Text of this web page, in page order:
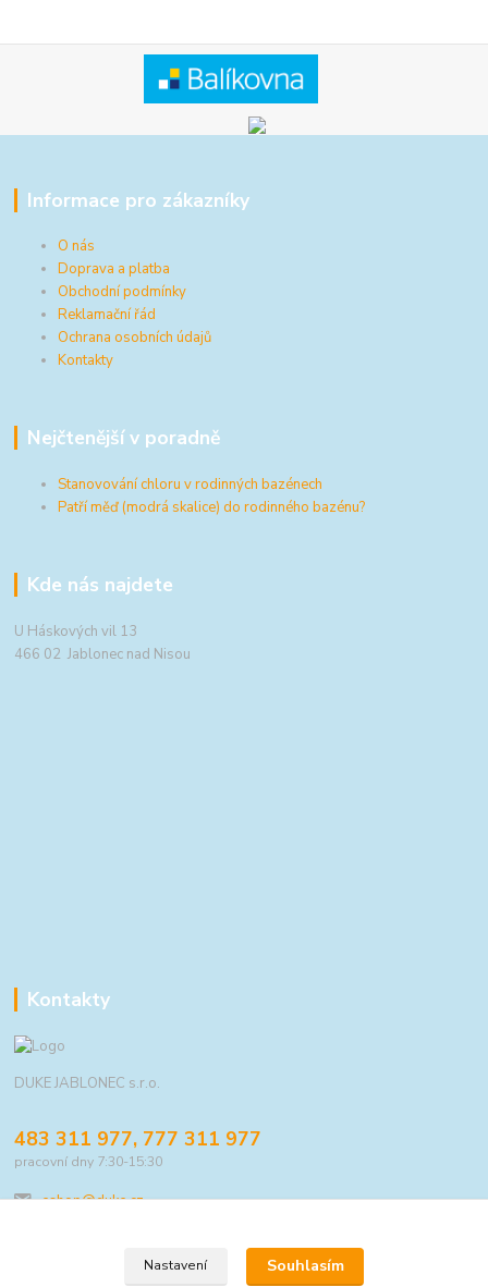
Informace pro zákazníky
O nás
Doprava a platba
Obchodní podmínky
Reklamační řád
Ochrana osobních údajů
Kontakty
Nejčtenější v poradně
Stanovování chloru v rodinných bazénech
Patří měď (modrá skalice) do rodinného bazénu?
Kde nás najdete
U Háskových vil 13
466 02 Jablonec nad Nisou
Kontakty
DUKE JABLONEC s.r.o.
483 311 977, 777 311 977
pracovní dny 7:30-15:30
eshop@duke.cz
Nastavení Souhlasím